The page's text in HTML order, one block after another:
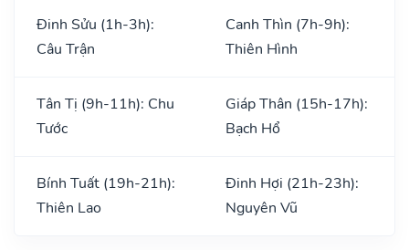
Đinh Sửu (1h-3h):
Câu Trận
Canh Thìn (7h-9h):
Thiên Hình
Tân Tị (9h-11h): Chu
Tước
Giáp Thân (15h-17h):
Bạch Hổ
Bính Tuất (19h-21h):
Thiên Lao
Đinh Hợi (21h-23h):
Nguyên Vũ